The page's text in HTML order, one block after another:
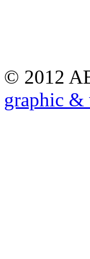
© 2012
graphic &